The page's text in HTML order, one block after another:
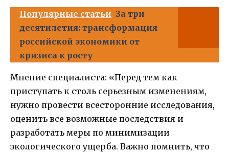
Популярные статьи За три
десятилетия: трансформация
российской экономики от
кризиса к росту
Мнение специалиста: «Перед тем как
приступать к столь серьезным изменениям,
нужно провести всесторонние исследования,
оценить все возможные последствия и
разработать меры по минимизации
экологического ущерба. Важно помнить, что